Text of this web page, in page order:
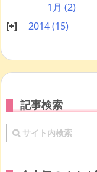
1月 (2)
2014(15)
記事検索